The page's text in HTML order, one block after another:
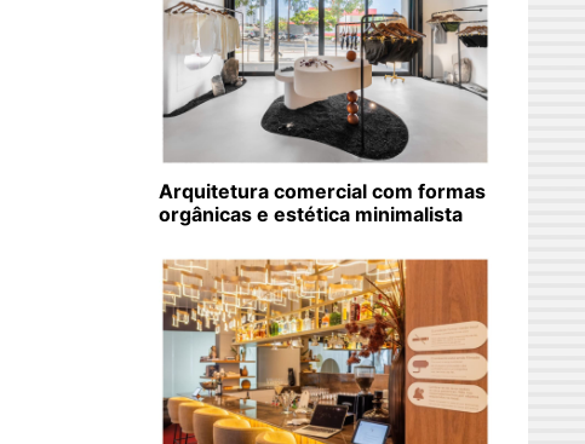
Arquitetura comercial com formas
orgânicas e estética minimalista